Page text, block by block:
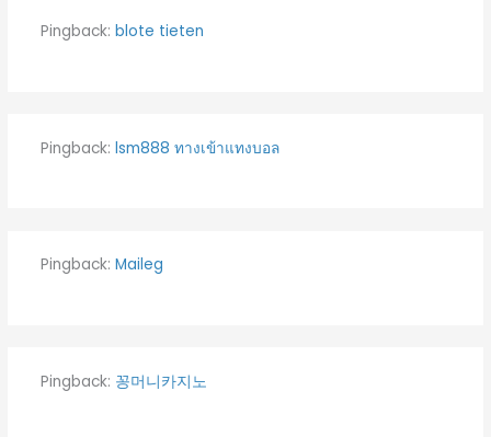
Pingback: blote tieten
Pingback: lsm888 ทางเข้าแทงบอล
Pingback: Maileg
Pingback: 꽁머니카지노